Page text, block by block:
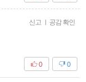
신고 | 공감 확인
0
0